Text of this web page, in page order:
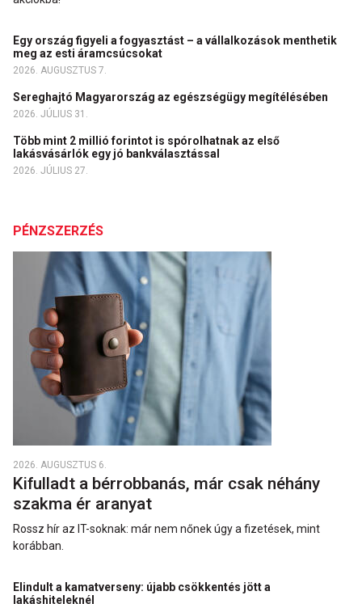
Egy ország figyeli a fogyasztást – a vállalkozások menthetik
meg az esti áramcsúcsokat
2026. AUGUSZTUS 7.
Sereghajtó Magyarország az egészségügy megítélésében
2026. JÚLIUS 31.
Több mint 2 millió forintot is spórolhatnak az első
lakásvásárlók egy jó bankválasztással
2026. JÚLIUS 27.
PÉNZSZERZÉS
2026. AUGUSZTUS 6.
Kifulladt a bérrobbanás, már csak néhány
szakma ér aranyat
Rossz hír az IT-soknak: már nem nőnek úgy a fizetések, mint
korábban.
Elindult a kamatverseny: újabb csökkentés jött a
lakáshiteleknél